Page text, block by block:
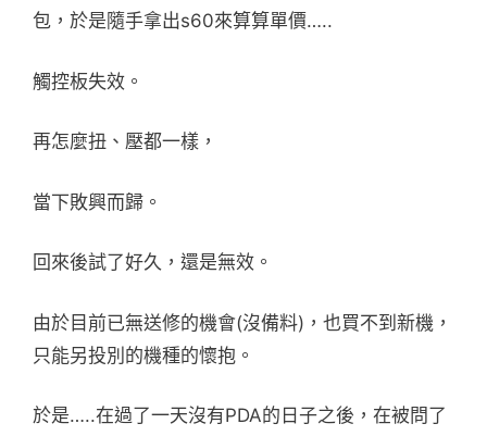
包，於是隨手拿出s60來算算單價…..
觸控板失效。
再怎麼扭、壓都一樣，
當下敗興而歸。
回來後試了好久，還是無效。
由於目前已無送修的機會(沒備料)，也買不到新機，
只能另投別的機種的懷抱。
於是…..在過了一天沒有PDA的日子之後，在被問了